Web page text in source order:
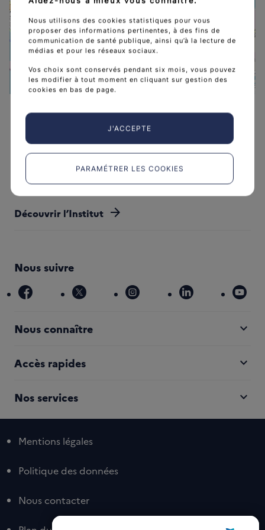
CENTRE DE
L'Institut national du cancer est l’agence d'expertise
sanitaire et scientifique en cancérologie de l’État.
Découvrir l’Institut arrow_forward
Nous suivre
facebook x instagram linkedin
Nous connaître expand_more
Accès rapides expand_more
Nos services expand_more
Mentions légales
Politique des données
Nous contacter
Nous utilisons des cookies statistiques pour vous
proposer des informations pertinentes, à des fins de
communication de santé publique, ainsi qu’à la lecture de
médias et pour les réseaux sociaux.
Vos choix sont conservés pendant six mois, vous pouvez
les modifier à tout moment en cliquant sur gestion des
cookies en bas de page.
J'ACCEPTE
PARAMÉTRER LES COOKIES